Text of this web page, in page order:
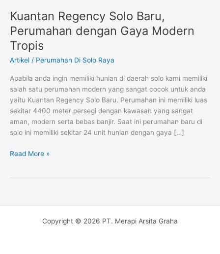
Kuantan Regency Solo Baru,
Perumahan dengan Gaya Modern
Tropis
Artikel / Perumahan Di Solo Raya
Apabila anda ingin memiliki hunian di daerah solo kami memiliki
salah satu perumahan modern yang sangat cocok untuk anda
yaitu Kuantan Regency Solo Baru. Perumahan ini memiliki luas
sekitar 4400 meter persegi dengan kawasan yang sangat
aman, modern serta bebas banjir. Saat ini perumahan baru di
solo ini memiliki sekitar 24 unit hunian dengan gaya […]
Kuantan
Regency
Solo
Baru,
Perumahan
Gaya
Modern
Tropis
Read More »
Copyright © 2026 PT. Merapi Arsita Graha